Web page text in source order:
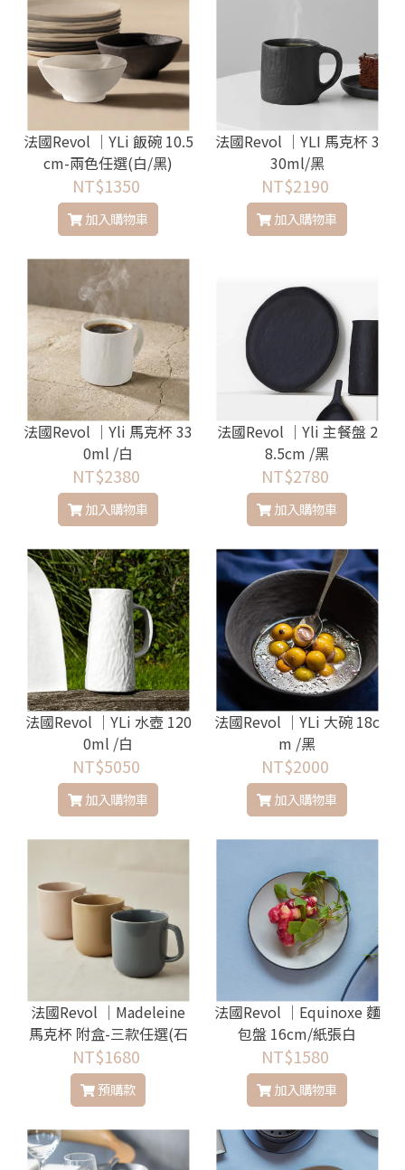
法國Revol │YLi 飯碗 10.5
cm-兩色任選(白/黑)
NT$1350
加入購物車
法國Revol │YLI 馬克杯 3
30ml/黑
NT$2190
加入購物車
法國Revol │Yli 馬克杯 33
0ml /白
NT$2380
加入購物車
法國Revol │Yli 主餐盤 2
8.5cm /黑
NT$2780
加入購物車
法國Revol │YLi 水壺 120
0ml /白
NT$5050
加入購物車
法國Revol │YLi 大碗 18c
m /黑
NT$2000
加入購物車
法國Revol │Madeleine
馬克杯 附盒-三款任選(石
墨灰/粉紅/焦糖)
NT$1680
預購款
法國Revol │Equinoxe 麵
包盤 16cm/紙張白
NT$1580
加入購物車